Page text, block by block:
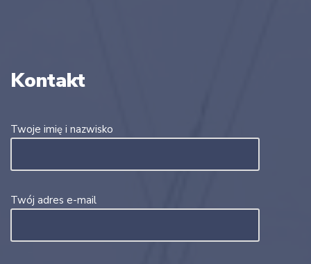
Kontakt
Twoje imię i nazwisko
Twój adres e-mail